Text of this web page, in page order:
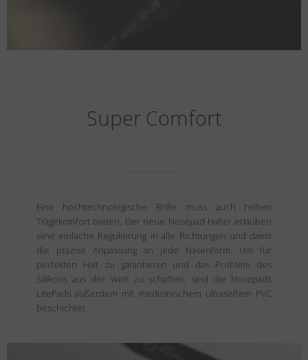
Super Comfort
Eine hochtechnologische Brille muss auch hohen
Tragekomfort bieten. Der neue Nosepad-Halter erlauben
eine einfache Regulierung in alle Richtungen und damit
die präzise Anpassung an jede Nasenform. Um für
perfekten Halt zu garantieren und das Problem des
Silikons aus der Welt zu schaffen, sind die Nosepads
LitePads außerdem mit medizinischem ultrasoftem PVC
beschichtet.